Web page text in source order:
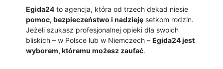
Egida24 to agencja, która od trzech dekad niesie
pomoc, bezpieczeństwo i nadzieję setkom rodzin.
Jeżeli szukasz profesjonalnej opieki dla swoich
bliskich – w Polsce lub w Niemczech – Egida24 jest
wyborem, któremu możesz zaufać.